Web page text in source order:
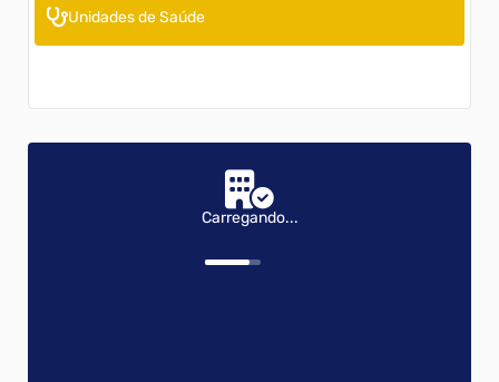
Unidades de Saúde
Carregando...